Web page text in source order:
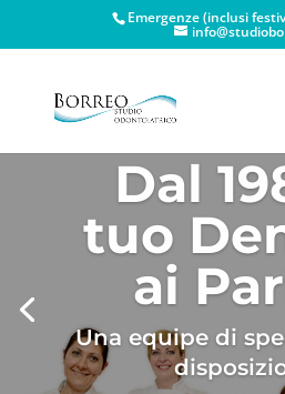
Emergenze (inclusi
Dal
tuo
ai
Una equipe di